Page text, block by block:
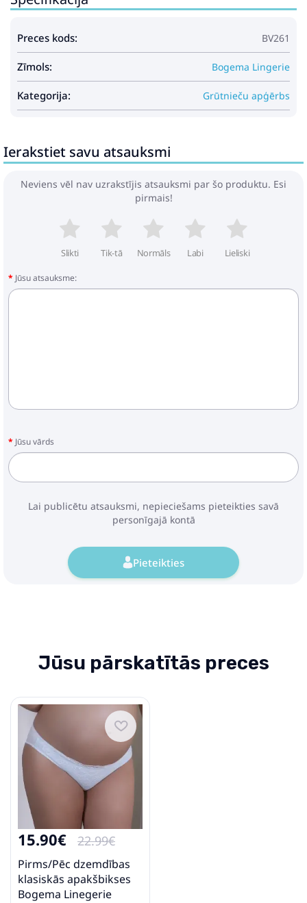
Preces kods: BV261
Zīmols: Bogema Lingerie
Kategorija: Grūtnieču apģērbs
Ierakstiet savu atsauksmi
Neviens vēl nav uzrakstījis atsauksmi par šo produktu. Esi
pirmais!
Slikti Tik-tā Normāls Labi Lieliski
Jūsu atsauksme:
Jūsu vārds
Lai publicētu atsauksmi, nepieciešams pieteikties savā
personīgajā kontā
Pieteikties
Jūsu pārskatītās preces
15.90€ 22.99€
Pirms/Pēc dzemdības
klasiskās apakšbikses
Bogema Linegerie